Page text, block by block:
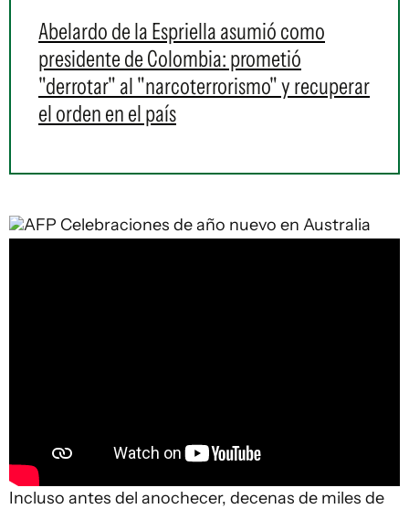
Abelardo de la Espriella asumió como
presidente de Colombia: prometió
"derrotar" al "narcoterrorismo" y recuperar
el orden en el país
AFP Celebraciones de año nuevo en Australia
Incluso antes del anochecer, decenas de miles de